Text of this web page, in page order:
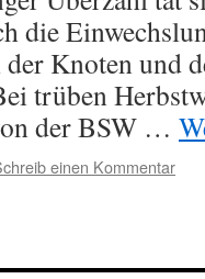
die
Knoten und
trüben
der BSW …
einen Kommentar